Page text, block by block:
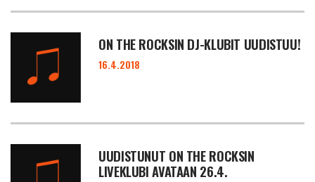
ON THE ROCKSIN DJ-KLUBIT UUDISTUU!
16.4.2018
UUDISTUNUT ON THE ROCKSIN
LIVEKLUBI AVATAAN 26.4.